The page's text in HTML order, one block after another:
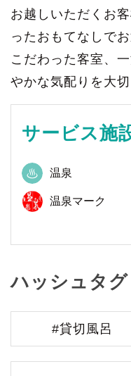
お越しいただくお
ったおもてなしで
こだわった客室、
やかな気配りを大切
サービス施
温泉
温泉マーク
ハッシュタグ
#貸切風呂